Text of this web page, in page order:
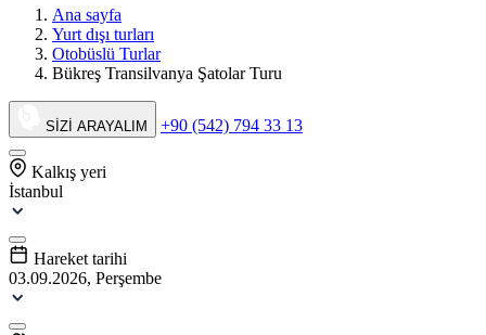
Ana sayfa
Yurt dışı turları
Otobüslü Turlar
Bükreş Transilvanya Şatolar Turu
SİZİ ARAYALIM +90 (542) 794 33 13
Kalkış yeri
İstanbul
Hareket tarihi
03.09.2026, Perşembe